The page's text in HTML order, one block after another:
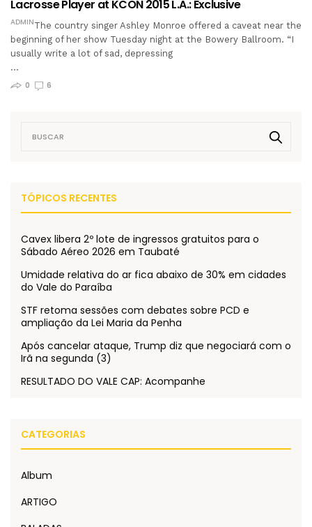
Lacrosse Player at KCON 2015 L.A.: Exclusive
ADMINThe country singer Ashley Monroe offered a caveat near the
beginning of her show Tuesday night at the Bowery Ballroom. “I
usually write a lot of sad, depressing
…
0
6
TÓPICOS RECENTES
Cavex libera 2º lote de ingressos gratuitos para o
Sábado Aéreo 2026 em Taubaté
Umidade relativa do ar fica abaixo de 30% em cidades
do Vale do Paraíba
STF retoma sessões com debates sobre PCD e
ampliação da Lei Maria da Penha
Após cancelar ataque, Trump diz que negociará com o
Irã na segunda (3)
RESULTADO DO VALE CAP: Acompanhe
CATEGORIAS
Album
ARTIGO